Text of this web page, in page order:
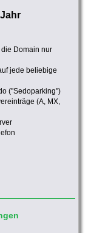
Jahr
Domain nur
jede beliebige
("Sedoparking")
(A, MX,